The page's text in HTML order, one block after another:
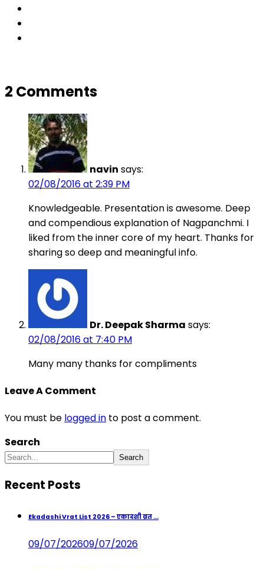
2 Comments
navin says:
02/08/2016 at 2:39 PM
Knowledgeable. Presentation is awesome. Deep
and compendious explanation of Nagpanchmi. I
liked from the inner core of my heart. Thanks for
sharing so deep and meaningful info.
Dr. Deepak Sharma says:
02/08/2016 at 7:40 PM
Many many thanks for compliments
Leave A Comment
You must be logged in to post a comment.
Search
Search
Recent Posts
Ekadashi Vrat List 2026 – एकादशी व्रत ...
09/07/202609/07/2026